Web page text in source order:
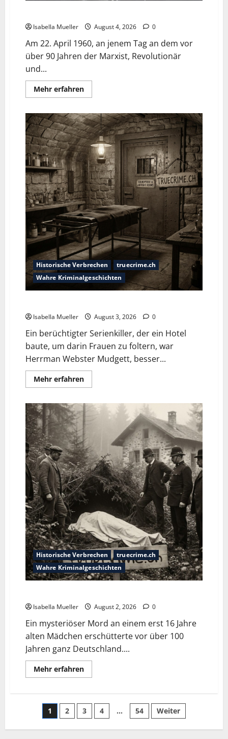
Isabella Mueller August 4, 2026 0
Am 22. April 1960, an jenem Tag an dem vor
über 90 Jahren der Marxist, Revolutionär
und...
Mehr erfahren
Historische Verbrechen
truecrime.ch
Wahre Kriminalgeschichten
Isabella Mueller August 3, 2026 0
Ein berüchtigter Serienkiller, der ein Hotel
baute, um darin Frauen zu foltern, war
Herrman Webster Mudgett, besser...
Mehr erfahren
Historische Verbrechen
truecrime.ch
Wahre Kriminalgeschichten
Isabella Mueller August 2, 2026 0
Ein mysteriöser Mord an einem erst 16 Jahre
alten Mädchen erschütterte vor über 100
Jahren ganz Deutschland....
Mehr erfahren
1 2 3 4 … 54 Weiter